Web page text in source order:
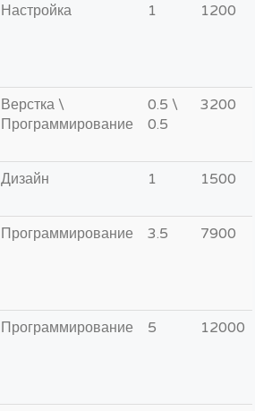
Настройка 1 1200
Верстка \
Программирование
0.5 \
0.5
3200
Дизайн 1 1500
Программирование 3.5 7900
Программирование 5 12000